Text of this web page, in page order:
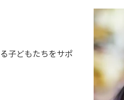
子どもたちをサポ